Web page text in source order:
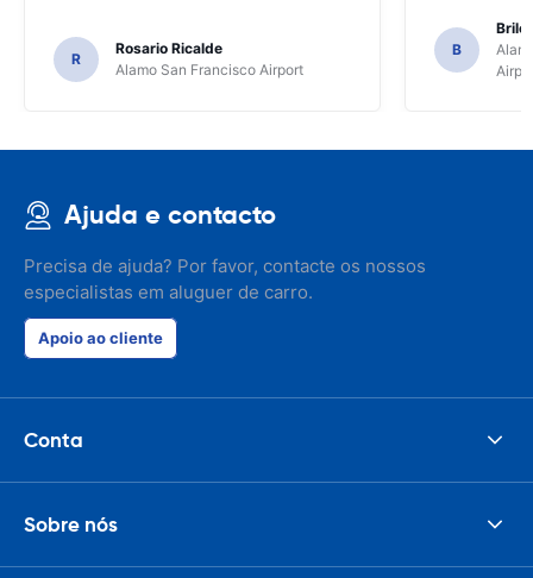
R
Rosario Ricalde
Alamo San Francisco Airport
B
Ajuda e contacto
Precisa de ajuda? Por favor, contacte os nossos
especialistas em aluguer de carro.
Apoio ao cliente
Conta
Sobre nós